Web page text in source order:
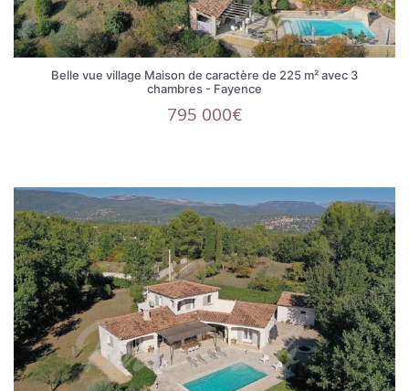
Belle vue village Maison de caractère de 225 m² avec 3
chambres - Fayence
795 000€